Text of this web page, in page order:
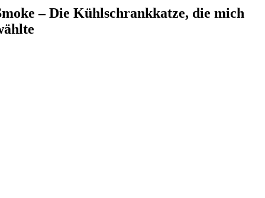
– Die Kühlschrankkatze, die mich